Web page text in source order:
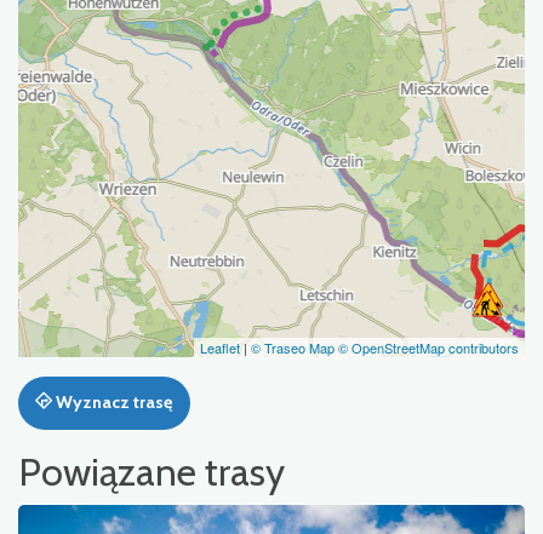
Leaflet | © Traseo Map© OpenStreetMap contributors
Wyznacz trasę
Powiązane trasy